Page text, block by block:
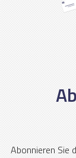
Abonnieren Sie